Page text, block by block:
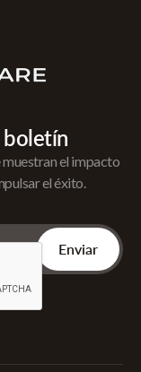
boletín
muestran el impacto
el éxito.